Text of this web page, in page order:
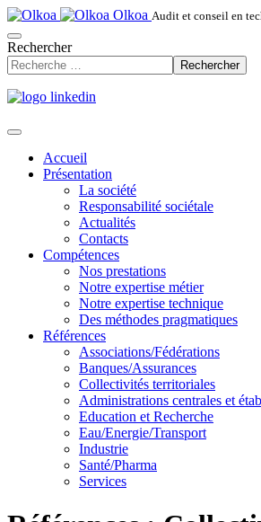
Olkoa Audit et conseil en
Rechercher
Rechercher
Accueil
Présentation
La société
Responsabilité sociétale
Actualités
Contacts
Compétences
Nos prestations
Notre expertise métier
Notre expertise technique
Des méthodes pragmatiques
Références
Associations/Fédérations
Banques/Assurances
Collectivités territoriales
Administrations centrales et
Education et Recherche
Eau/Energie/Transport
Industrie
Santé/Pharma
Services